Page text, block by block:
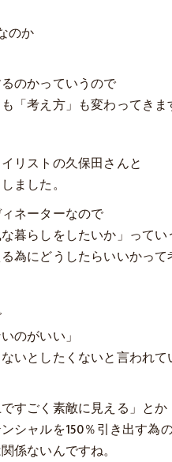
のか
のかっていうので
「考え方」も変わってきま
リストの久保田さんと
ました。
ネーターなので
暮らしをしたいか」ってい
為にどうしたらいいかって
のがいい」
いとしたくないと言われて
すごく素敵に見える」とか
シャルを150％引き出す為
係ないんですね。